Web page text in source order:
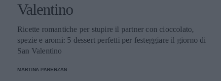
Valentino
Ricette romantiche per stupire il partner con cioccolato,
spezie e aromi: 5 dessert perfetti per festeggiare il giorno di
San Valentino
MARTINA PARENZAN